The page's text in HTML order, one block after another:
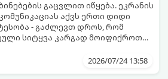
გაცვლით იწყება. ეკრანის
აქვს ერთი დიდი
- გაძლევთ დროს, რომ
სიტყვა კარგად მოიფიქროთ
და მოუთმენლად ელოდოს
2026/07/24 13:58